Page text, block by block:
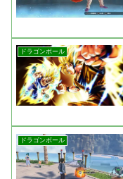
ドラゴンボール
ドラゴンボール